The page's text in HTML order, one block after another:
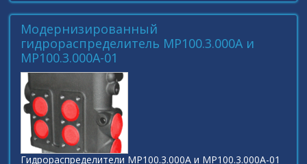
Модернизированный
гидрораспределитель МР100.3.000А и
МР100.3.000А-01
Гидрораспределители МР100.3.000А и МР100.3.000А-01